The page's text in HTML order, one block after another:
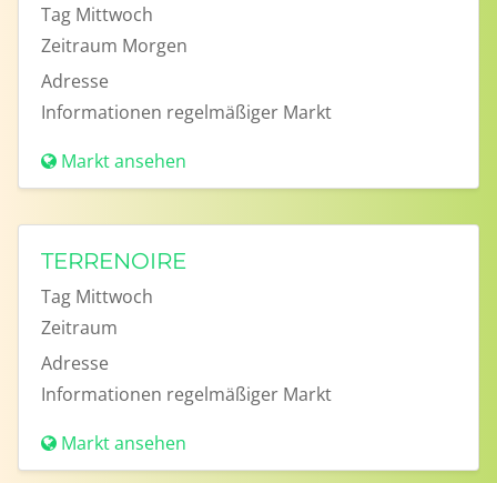
Tag Mittwoch
Zeitraum Morgen
Adresse
Informationen regelmäßiger Markt
Markt ansehen
TERRENOIRE
Tag Mittwoch
Zeitraum
Adresse
Informationen regelmäßiger Markt
Markt ansehen